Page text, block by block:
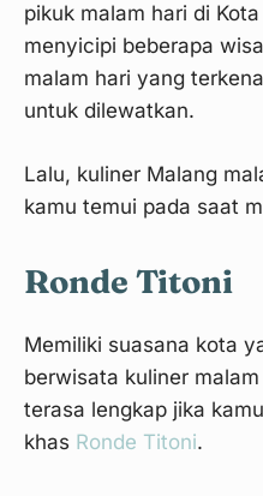
pikuk malam hari di
menyicipi beberapa
malam hari yang
untuk dilewatkan.
Lalu, kuliner Malang
kamu temui pada saat
Ronde Titoni
Memiliki suasana kota
berwisata kuliner
terasa lengkap jika
khas Ronde Titoni.